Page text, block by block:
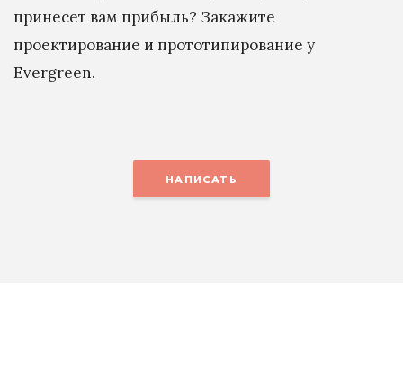
принесет вам прибыль? Закажите
проектирование и прототипирование у
Evergreen.
НАПИСАТЬ